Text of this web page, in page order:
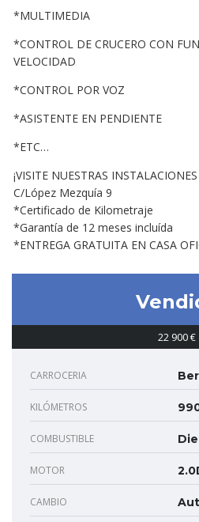
*MULTIMEDIA
*CONTROL DE CRUCERO CON
VELOCIDAD
*CONTROL POR VOZ
*ASISTENTE EN PENDIENTE
*ETC…
¡VISITE NUESTRAS
C/López Mezquía 9
*Certificado de Kilometraje
*Garantía de 12 meses incluída
*ENTREGA GRATUITA EN CASA
22 900 €
CARROCERIA
KILÓMETROS
COMBUSTIBLE
MOTOR
CAMBIO